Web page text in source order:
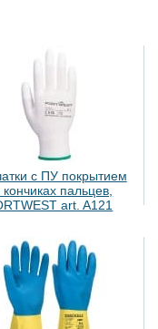
с ПУ покрытием
кончиках пальцев,
art. A121